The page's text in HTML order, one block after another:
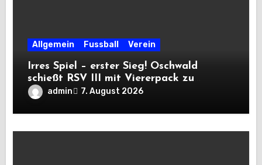
Allgemein Fussball Verein
Irres Spiel – erster Sieg! Oschwald
schießt RSV III mit Viererpack zu
Premiere
admin 7. August 2026